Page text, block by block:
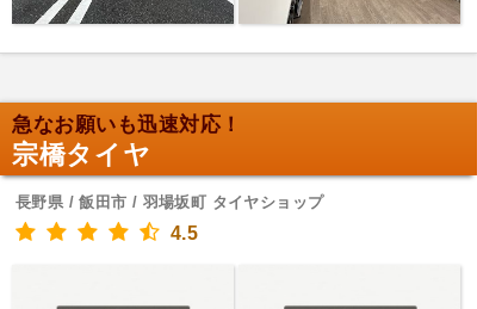
急なお願いも迅速対応！
宗橋タイヤ
長野県 / 飯田市 / 羽場坂町 タイヤショップ
4.5